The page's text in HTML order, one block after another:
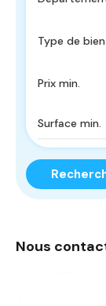
Type de bien
Prix ​​min.
Nous